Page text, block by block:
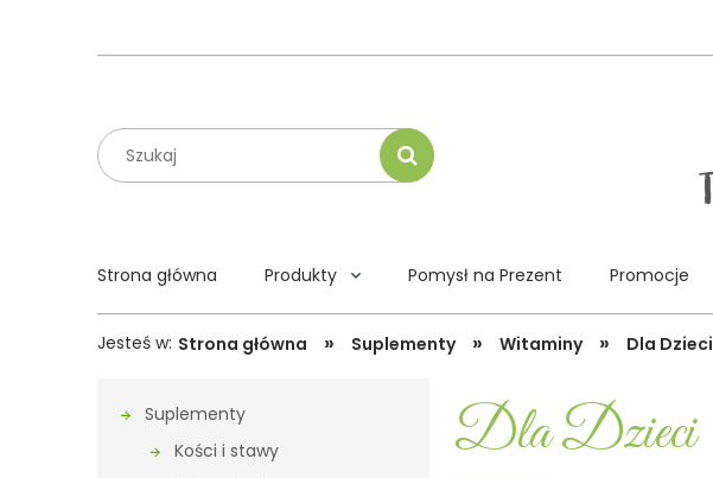
Strona główna Produkty Pomysł na Prezent Promocje
Jesteś w: Strona główna » Suplementy » Witaminy » Dla Dzieci
Suplementy
Kości i stawy
Dla Dzieci